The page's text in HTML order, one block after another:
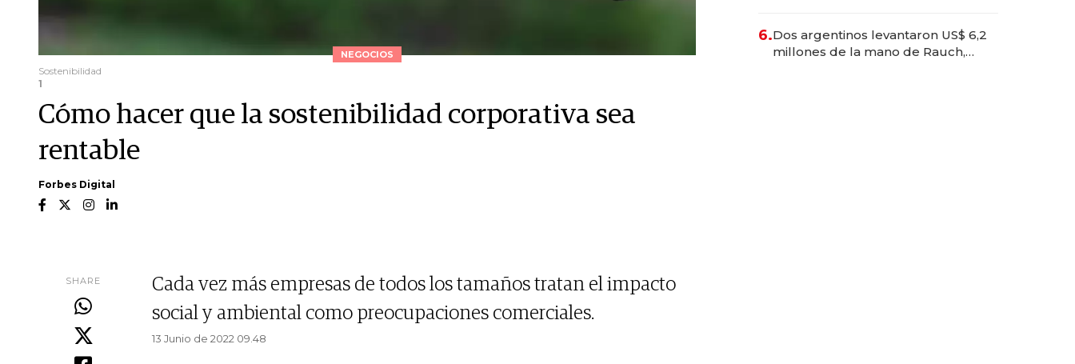
NEGOCIOS
Sostenibilidad
1
Cómo hacer que la sostenibilidad corporativa sea
rentable
Forbes Digital
SHARE
Cada vez más empresas de todos los tamaños tratan el impacto
social y ambiental como preocupaciones comerciales.
13 Junio de 2022 09.48
en experiencias transformadoras
6.Dos argentinos levantaron US$ 6,2
millones de la mano de Rauch,